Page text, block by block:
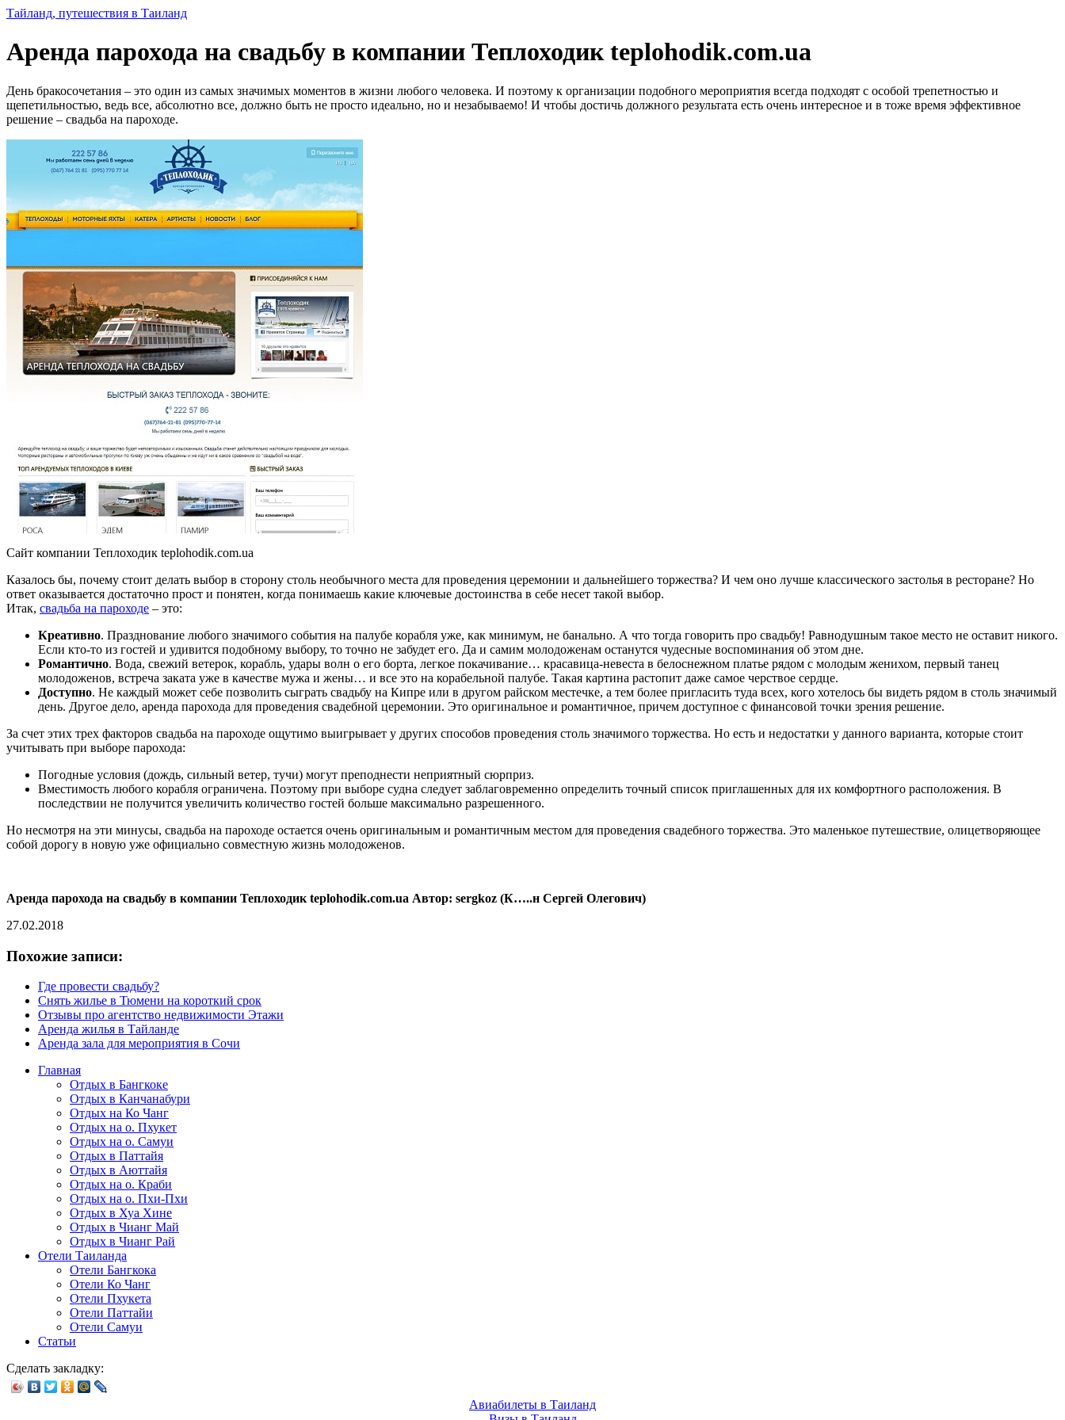
Тайланд, путешествия в Таиланд
Аренда парохода на свадьбу в компании Теплоходик teplohodik.com.ua
День бракосочетания – это один из самых значимых моментов в жизни любого человека. И поэтому к организации подобного мероприятия всегда подходят с особой трепетностью и
щепетильностью, ведь все, абсолютно все, должно быть не просто идеально, но и незабываемо! И чтобы достичь должного результата есть очень интересное и в тоже время эффективное
решение – свадьба на пароходе.
Сайт компании Теплоходик teplohodik.com.ua
Казалось бы, почему стоит делать выбор в сторону столь необычного места для проведения церемонии и дальнейшего торжества? И чем оно лучше классического застолья в ресторане? Но
ответ оказывается достаточно прост и понятен, когда понимаешь какие ключевые достоинства в себе несет такой выбор.
Итак, свадьба на пароходе – это:
Креативно. Празднование любого значимого события на палубе корабля уже, как минимум, не банально. А что тогда говорить про свадьбу! Равнодушным такое место не оставит никого.
Если кто-то из гостей и удивится подобному выбору, то точно не забудет его. Да и самим молодоженам останутся чудесные воспоминания об этом дне.
Романтично. Вода, свежий ветерок, корабль, удары волн о его борта, легкое покачивание… красавица-невеста в белоснежном платье рядом с молодым женихом, первый танец
молодоженов, встреча заката уже в качестве мужа и жены… и все это на корабельной палубе. Такая картина растопит даже самое черствое сердце.
Доступно. Не каждый может себе позволить сыграть свадьбу на Кипре или в другом райском местечке, а тем более пригласить туда всех, кого хотелось бы видеть рядом в столь значимый
день. Другое дело, аренда парохода для проведения свадебной церемонии. Это оригинальное и романтичное, причем доступное с финансовой точки зрения решение.
За счет этих трех факторов свадьба на пароходе ощутимо выигрывает у других способов проведения столь значимого торжества. Но есть и недостатки у данного варианта, которые стоит
учитывать при выборе парохода:
Погодные условия (дождь, сильный ветер, тучи) могут преподнести неприятный сюрприз.
Вместимость любого корабля ограничена. Поэтому при выборе судна следует заблаговременно определить точный список приглашенных для их комфортного расположения. В
последствии не получится увеличить количество гостей больше максимально разрешенного.
Но несмотря на эти минусы, свадьба на пароходе остается очень оригинальным и романтичным местом для проведения свадебного торжества. Это маленькое путешествие, олицетворяющее
собой дорогу в новую уже официально совместную жизнь молодоженов.
Аренда парохода на свадьбу в компании Теплоходик teplohodik.com.ua Автор: sergkoz (К…..н Сергей Олегович)
27.02.2018
Похожие записи:
Где провести свадьбу?
Снять жилье в Тюмени на короткий срок
Отзывы про агентство недвижимости Этажи
Аренда жилья в Тайланде
Аренда зала для мероприятия в Сочи
Главная
Отдых в Бангкоке
Отдых в Канчанабури
Отдых на Ко Чанг
Отдых на о. Пхукет
Отдых на о. Самуи
Отдых в Паттайя
Отдых в Аюттайя
Отдых на о. Краби
Отдых на о. Пхи-Пхи
Отдых в Хуа Хине
Отдых в Чианг Май
Отдых в Чианг Рай
Отели Таиланда
Отели Бангкока
Отели Ко Чанг
Отели Пхукета
Отели Паттайи
Отели Самуи
Статьи
Сделать закладку:
Авиабилеты в Таиланд